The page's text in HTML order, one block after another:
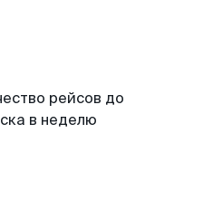
рейсов до
в неделю